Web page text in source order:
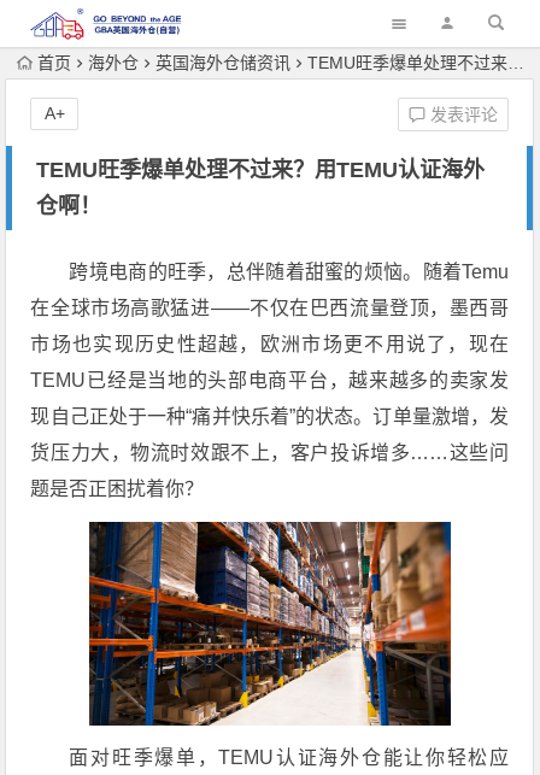
首页 海外仓 英国海外仓储资讯 TEMU旺季爆单处理不过来？用TEMU认证海外仓啊！
TEMU旺季爆单处理不过来？用TEMU认证海外
仓啊！
发表评论
A+
跨境电商的旺季，总伴随着甜蜜的烦恼。随着Temu
在全球市场高歌猛进——不仅在巴西流量登顶，墨西哥
市场也实现历史性超越，欧洲市场更不用说了，现在
TEMU已经是当地的头部电商平台，越来越多的卖家发
现自己正处于一种“痛并快乐着”的状态。订单量激增，发
货压力大，物流时效跟不上，客户投诉增多……这些问
题是否正困扰着你？
面对旺季爆单，TEMU认证海外仓能让你轻松应